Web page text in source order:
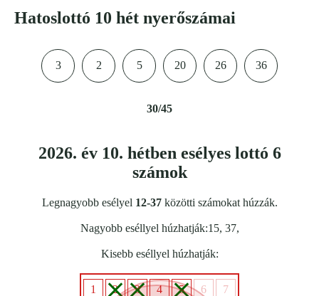
Hatoslottó 10 hét nyerőszámai
3 2 5 20 26 36
30/45
2026. év 10. hétben esélyes lottó 6
számok
Legnagyobb esélyel 12-37közötti számokat húzzák.
Nagyobb eséllyel húzhatják:15, 37,
Kisebb eséllyel húzhatják:
1 2 3 4 5 6
7